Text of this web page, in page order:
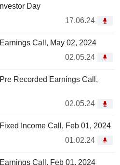
Day
17.06.24
Call, May 02, 2024
02.05.24
Recorded Earnings Call,
02.05.24
Income Call, Feb 01, 2024
01.02.24
Call, Feb 01, 2024